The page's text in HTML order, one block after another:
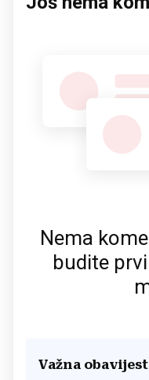
Nema
budite
Važna obavijest